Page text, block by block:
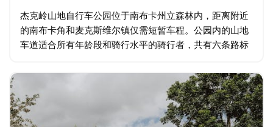
杰克岭山地自行车公园位于南布卡州立森林内，距离附近
的南布卡角和麦克斯维尔镇仅需短暂车程。公园内的山地
车道适合所有年龄段和骑行水平的骑行者，共有六条路标
度从“初级”到“中级”不等…